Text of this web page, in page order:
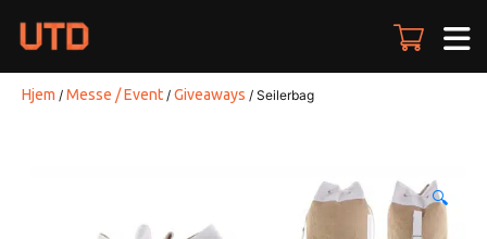
Hjem / Messe / Event / Giveaways / Seilerbag
🔍